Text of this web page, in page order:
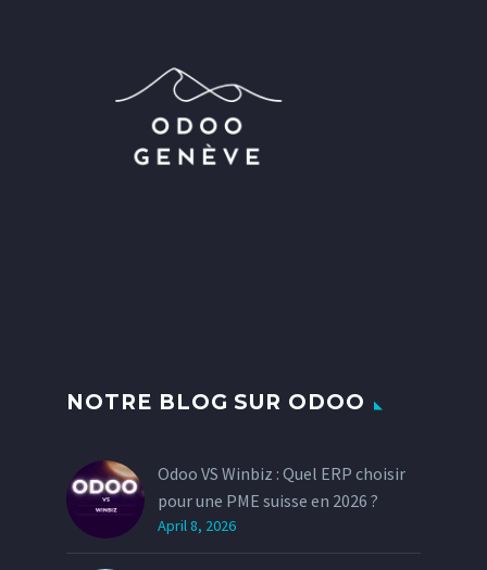
NOTRE BLOG SUR ODOO
Odoo VS Winbiz : Quel ERP choisir
pour une PME suisse en 2026 ?
April 8, 2026